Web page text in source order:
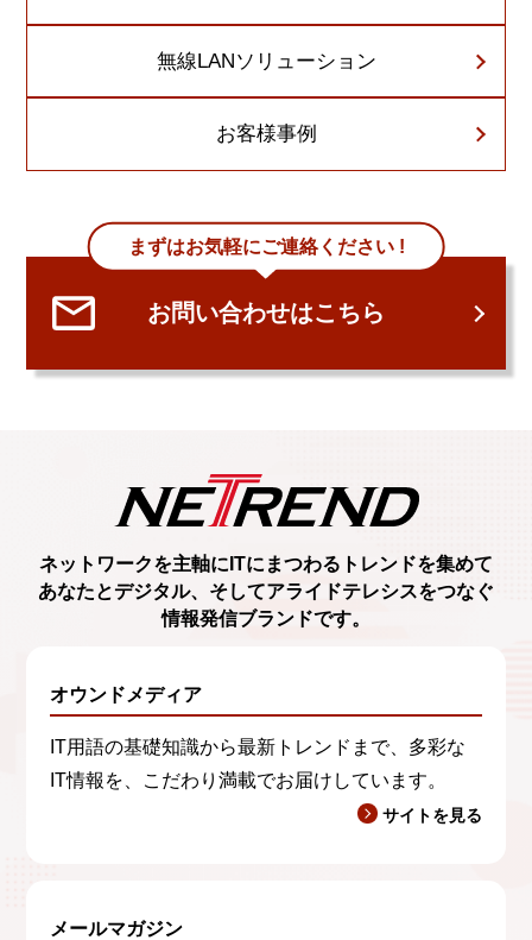
無線LANソリューション
お客様事例
まずはお気軽にご連絡ください !
お問い合わせはこちら
ネットワークを主軸に ITにまつわるトレンドを集めて
あなたとデジタル、 そしてアライドテレシスをつなぐ
情報発信ブランドです。
オウンドメディア
IT用語の基礎知識から最新トレンドまで、多彩な
IT情報を、こだわり満載でお届けしています。
サイトを見る
メールマガジン